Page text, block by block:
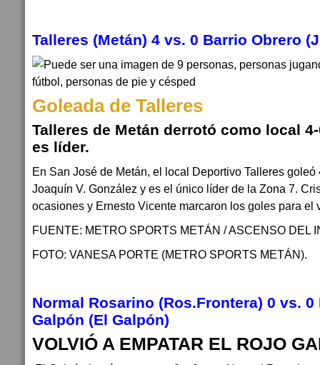
Talleres (Metán) 4 vs. 0 Barrio Obrero
Goleada de Talleres
Talleres de Metán derrotó como local
es líder.
En San José de Metán, el local Deportivo Talleres goleó
Joaquín V. González y es el único líder de la Zona 7.
ocasiones y Ernesto Vicente marcaron los goles para el
FUENTE: METRO SPORTS METÁN / ASCENSO DEL
FOTO: VANESA PORTE (METRO SPORTS METÁN).
Normal Rosarino (Ros.Frontera) 0 vs.
Galpón (El Galpón)
VOLVIÓ A EMPATAR EL ROJO